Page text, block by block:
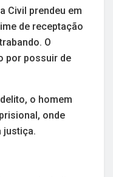
Civil prendeu em
de receptação
O
por possuir de
o homem
onde
justiça.